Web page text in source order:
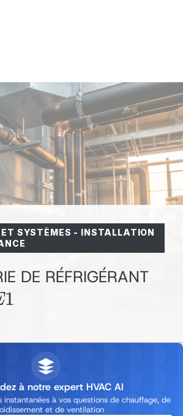
SYSTÈMES - INSTALLATION
DE RÉFRIGÉRANT
1
à notre expert HVAC AI
instantanées à vos questions de chauffage, de
et de ventilation